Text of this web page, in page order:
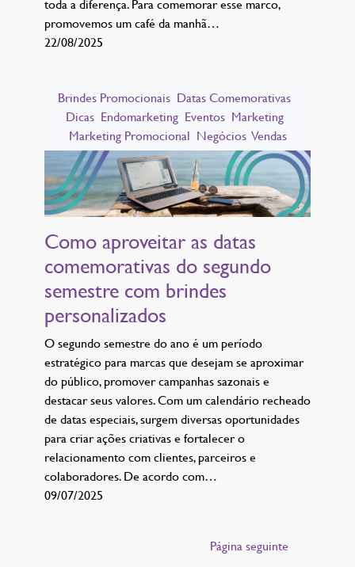
toda a diferença. Para comemorar esse marco,
promovemos um café da manhã…
22/08/2025
Brindes Promocionais Datas Comemorativas
Dicas Endomarketing Eventos Marketing
Marketing Promocional Negócios Vendas
Como aproveitar as datas
comemorativas do segundo
semestre com brindes
personalizados
O segundo semestre do ano é um período
estratégico para marcas que desejam se aproximar
do público, promover campanhas sazonais e
destacar seus valores. Com um calendário recheado
de datas especiais, surgem diversas oportunidades
para criar ações criativas e fortalecer o
relacionamento com clientes, parceiros e
colaboradores. De acordo com…
09/07/2025
Página seguinte